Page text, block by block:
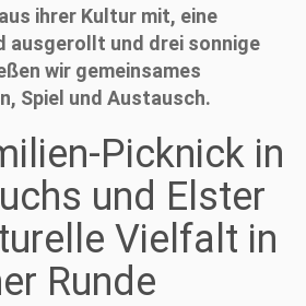
ihrer Kultur mit, eine
ausgerollt und drei sonnige
wir gemeinsames
Spiel und Austausch.
Picknick in
und Elster
Vielfalt in
Runde